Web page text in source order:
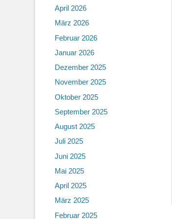
April 2026
März 2026
Februar 2026
Januar 2026
Dezember 2025
November 2025
Oktober 2025
September 2025
August 2025
Juli 2025
Juni 2025
Mai 2025
April 2025
März 2025
Februar 2025